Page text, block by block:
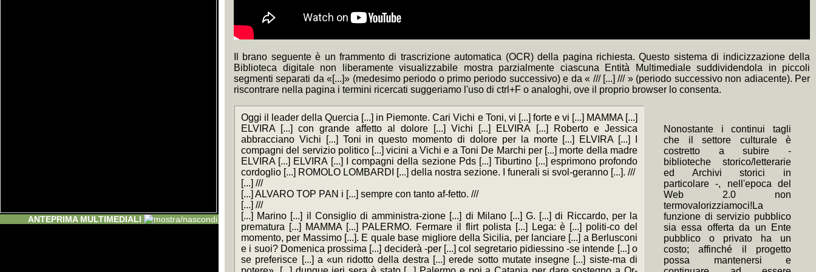
ANTEPRIMA MULTIMEDIALI
Il brano seguente è un frammento di trascrizione automatica (OCR) della pagina richiesta. Questo sistema di indicizzazione della
Biblioteca digitale non liberamente visualizzabile mostra parzialmente ciascuna Entità Multimediale suddividendola in piccoli
segmenti separati da «[...]» (medesimo periodo o primo periodo successivo) e da « /// [...] /// » (periodo successivo non adiacente). Per
riscontrare nella pagina i termini ricercati suggeriamo l'uso di ctrl+F o analoghi, ove il proprio browser lo consenta.
Oggi il leader della Quercia [...] in Piemonte. Cari Vichi e Toni, vi [...] forte e vi [...] MAMMA [...]
ELVIRA [...] con grande affetto al dolore [...] Vichi [...] ELVIRA [...] Roberto e Jessica
abbracciano Vichi [...] Toni in questo momento di dolore per la morte [...] ELVIRA [...] I
compagni del servizio politico [...] vicini a Vichi e a Toni De Marchi per [...] morte della madre
ELVIRA [...] ELVIRA [...] I compagni della sezione Pds [...] Tiburtino [...] esprimono profondo
cordoglio [...] ROMOLO LOMBARDI [...] della nostra sezione. I funerali si svol-geranno [...]. ///
[...] ///
[...] ALVARO TOP PAN i [...] sempre con tanto af-fetto. ///
[...] ///
[...] Marino [...] il Consiglio di amministra-zione [...] di Milano [...] G. [...] di Riccardo, per la
prematura [...] MAMMA [...] PALERMO. Fermare il flirt polista [...] Lega: è [...] politi-co del
momento, per Massimo [...]. E quale base migliore della Sicilia, per lanciare [...] a Berlusconi
e i suoi? Domenica prossima [...] deciderà -per [...] col segretario pidiessino -se intende [...] o
se preferisce [...] a «un ridotto della destra [...] erede sotto mutate insegne [...] siste-ma di
Nonostante i continui tagli
che il settore culturale è
costretto a subire -
biblioteche storico/letterarie
ed Archivi storici in
particolare -, nell'epoca del
Web 2.0 non
termovalorizziamoci!La
funzione di servizio pubblico
sia essa offerta da un Ente
pubblico o privato ha un
costo; affinché il progetto
possa mantenersi e